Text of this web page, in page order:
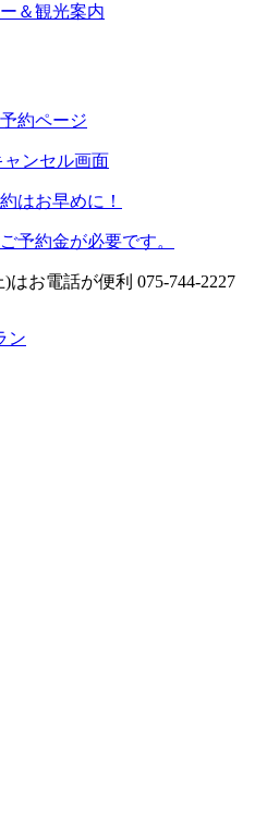
＆観光案内
約ページ
ンセル画面
はお早めに！
予約金が必要です。
はお電話が便利 075-744-2227